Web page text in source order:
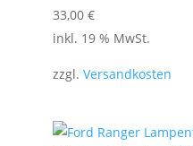
33,00 €
inkl. 19 % MwSt.
zzgl. Versandkosten